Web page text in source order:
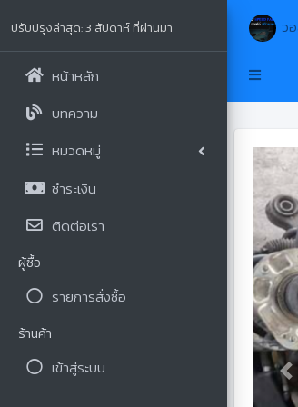
ว
ปรับปรุงล่าสุด: 3 สัปดาห์ ที่ผ่านมา
หน้าหลัก
บทความ
หมวดหมู่
ชำระเงิน
ติดต่อเรา
ผู้ซื้อ
รายการสั่งซื้อ
ร้านค้า
เข้าสู่ระบบ